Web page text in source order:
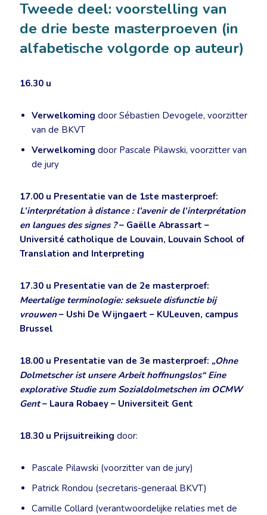
Tweede deel: voorstelling van
de drie beste masterproeven (in
alfabetische volgorde op auteur)
16.30 u
Verwelkoming door Sébastien Devogele, voorzitter
van de BKVT
Verwelkoming door Pascale Pilawski, voorzitter van
de jury
17.00 u Presentatie van de 1ste masterproef:
L’interprétation à distance : l’avenir de l’interprétation
en langues des signes ?– Gaëlle Abrassart –
Université catholique de Louvain, Louvain School of
Translation and Interpreting
17.30 u Presentatie van de 2e masterproef:
Meertalige terminologie: seksuele disfunctie bij
vrouwen– Ushi De Wijngaert – KULeuven, campus
Brussel
18.00 u Presentatie van de 3e masterproef: „Ohne
Dolmetscher ist unsere Arbeit hoffnungslos“ Eine
explorative Studie zum Sozialdolmetschen im OCMW
Gent– Laura Robaey – Universiteit Gent
18.30 u Prijsuitreiking door:
Pascale Pilawski (voorzitter van de jury)
Patrick Rondou (secretaris-generaal BKVT)
Camille Collard (verantwoordelijke relaties met de